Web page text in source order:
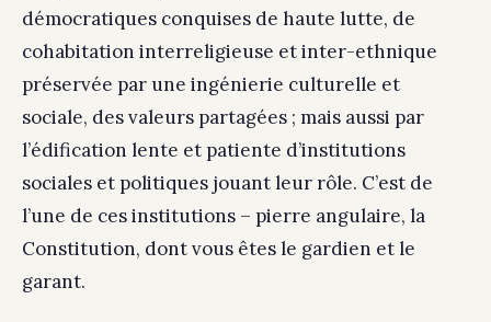
démocratiques conquises de haute lutte, de
cohabitation interreligieuse et inter-ethnique
préservée par une ingénierie culturelle et
sociale, des valeurs partagées ; mais aussi par
l’édification lente et patiente d’institutions
sociales et politiques jouant leur rôle. C’est de
l’une de ces institutions – pierre angulaire, la
Constitution, dont vous êtes le gardien et le
garant.